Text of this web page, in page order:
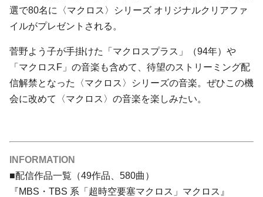
選で80名に〈マクロス〉シリーズ オリジナルクリアファ
イルがプレゼントされる。
菅野よう子が手掛けた「マクロスプラス」（94年）や
「マクロスF」の音楽も含めて、待望のストリーミング配
信解禁となった〈マクロス〉シリーズの音楽。ぜひこの機
会に改めて〈マクロス〉の音楽を楽しみたい。
INFORMATION
■配信作品一覧（49作品、580曲）
『MBS・TBS 系「超時空要塞マクロス」マクロス』